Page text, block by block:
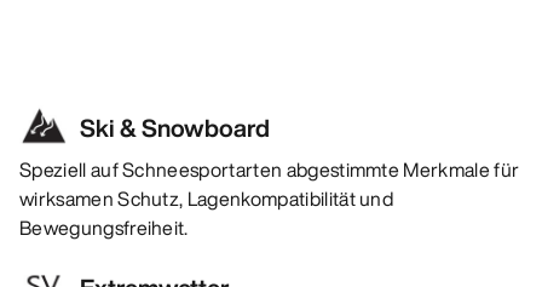
Ski & Snowboard
Speziell auf Schneesportarten abgestimmte Merkmale für
wirksamen Schutz, Lagenkompatibilität und
Bewegungsfreiheit.